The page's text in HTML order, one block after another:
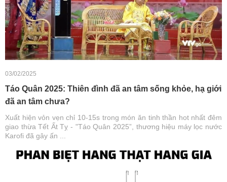
03/02/2025
Táo Quân 2025: Thiên đình đã an tâm sống khỏe, hạ giới
đã an tâm chưa?
Xuất hiện vỏn vẹn chỉ 10-15s trong món ăn tinh thần hot nhất đêm
giao thừa Tết Ất Tỵ - "Táo Quân 2025”, thương hiệu máy lọc nước
Karofi đã gây ấn ...